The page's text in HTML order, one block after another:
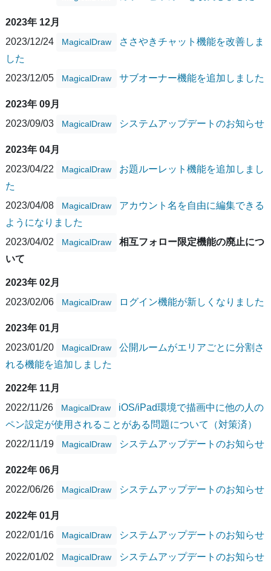
2023年 12月
2023/12/24
MagicalDraw
ささやきチャット機能を改善しま
した
2023/12/05
MagicalDraw サブオーナー機能を追加しました
2023年 09月
2023/09/03
MagicalDraw システムアップデートのお知らせ
2023年 04月
2023/04/22
MagicalDraw
お題ルーレット機能を追加しまし
た
2023/04/08
MagicalDraw
アカウント名を自由に編集できる
ようになりました
2023/04/02
MagicalDraw
相互フォロー限定機能の廃止につ
いて
2023年 02月
2023/02/06
MagicalDraw ログイン機能が新しくなりました
2023年 01月
2023/01/20
MagicalDraw
公開ルームがエリアごとに分割さ
れる機能を追加しました
2022年 11月
2022/11/26
MagicalDraw
iOS/iPad環境で描画中に他の人の
ペン設定が使用されることがある問題について（対策済）
2022/11/19
MagicalDraw システムアップデートのお知らせ
2022年 06月
2022/06/26
MagicalDraw システムアップデートのお知らせ
2022年 01月
2022/01/16
MagicalDraw システムアップデートのお知らせ
2022/01/02 MagicalDraw システムアップデートのお知らせ